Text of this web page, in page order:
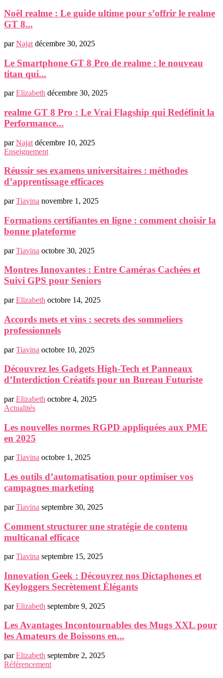
Noël realme : Le guide ultime pour s’offrir le realme
GT 8...
parNajat décembre 30, 2025
Le Smartphone GT 8 Pro de realme : le nouveau
titan qui...
parElizabeth décembre 30, 2025
realme GT 8 Pro : Le Vrai Flagship qui Redéfinit la
Performance...
parNajat décembre 10, 2025
Enseignement
Réussir ses examens universitaires : méthodes
d’apprentissage efficaces
parTiavina novembre 1, 2025
Formations certifiantes en ligne : comment choisir la
bonne plateforme
parTiavina octobre 30, 2025
Montres Innovantes : Entre Caméras Cachées et
Suivi GPS pour Seniors
parElizabeth octobre 14, 2025
Accords mets et vins : secrets des sommeliers
professionnels
parTiavina octobre 10, 2025
Découvrez les Gadgets High-Tech et Panneaux
d’Interdiction Créatifs pour un Bureau Futuriste
parElizabeth octobre 4, 2025
Actualités
Les nouvelles normes RGPD appliquées aux PME
en 2025
parTiavina octobre 1, 2025
Les outils d’automatisation pour optimiser vos
campagnes marketing
parTiavina septembre 30, 2025
Comment structurer une stratégie de contenu
multicanal efficace
parTiavina septembre 15, 2025
Innovation Geek : Découvrez nos Dictaphones et
Keyloggers Secrètement Élégants
parElizabeth septembre 9, 2025
Les Avantages Incontournables des Mugs XXL pour
les Amateurs de Boissons en...
parElizabeth septembre 2, 2025
Référencement